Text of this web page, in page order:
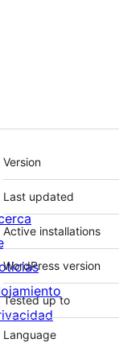
Meta
Version
Last updated
Active installations
WordPress version
Tested up to
Language